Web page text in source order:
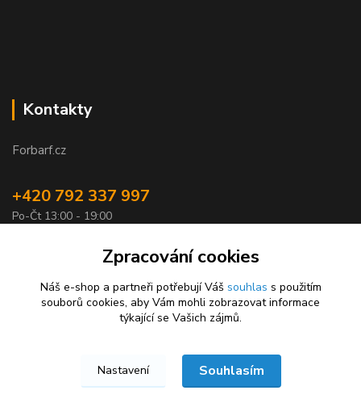
Kontakty
Forbarf.cz
+420 792 337 997
Po-Čt 13:00 - 19:00
objednavky@forbarf.cz
Forbarf.cz © 2026
Zpracování cookies
Náš e-shop a partneři potřebují Váš souhlas s použitím
souborů cookies, aby Vám mohli zobrazovat informace
týkající se Vašich zájmů.
Nastavení Souhlasím